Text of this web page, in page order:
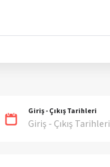
Giriş - Çıkış Tarihleri
Giriş - Çıkış Tarihleri